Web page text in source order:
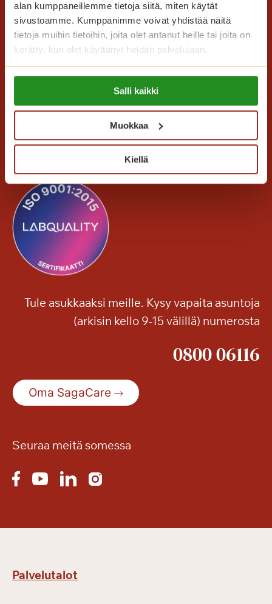
alan kumppaneillemme tietoja siitä, miten käytät
sivustoamme. Kumppanimme voivat yhdistää näitä
tietoja muihin tietoihin, joita olet antanut heille tai joita on
kerätty, kun olet käyttänyt heidän palvelujaan.
Lue lisää evästeistä:
https://sagacare.fi/evasteet/
Salli kaikki
Muokkaa
Kiellä
m
u
i
s
t
t
o
n
n
n
e
a
Saga Care Finland Oy
Mannerheimintie 164 PL 11
00301 Helsinki
Kaikki yhteystiedot
Tule asukkaaksi meille. Kysy vapaita asuntoja
(arkisin kello 9-15 välillä) numerosta
0800 06116
Oma SagaCare
Seuraa meitä somessa
Palvelutalot